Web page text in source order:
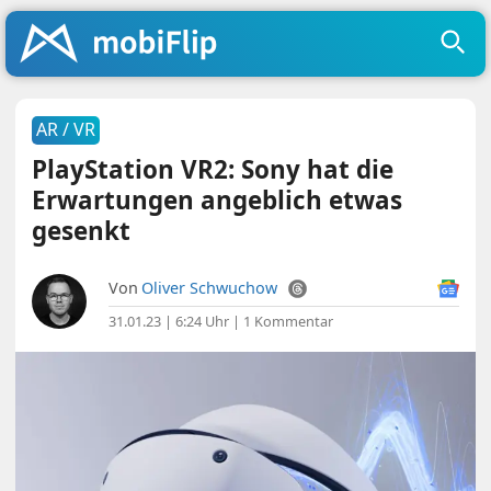
AR / VR
PlayStation VR2: Sony hat die
Erwartungen angeblich etwas
gesenkt
Von Oliver Schwuchow
31.01.23 | 6:24 Uhr | 1 Kommentar